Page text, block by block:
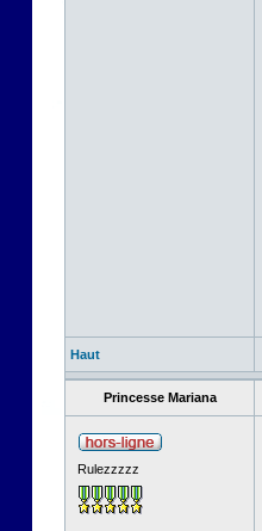
Haut
Princesse Mariana
Rulezzzzz